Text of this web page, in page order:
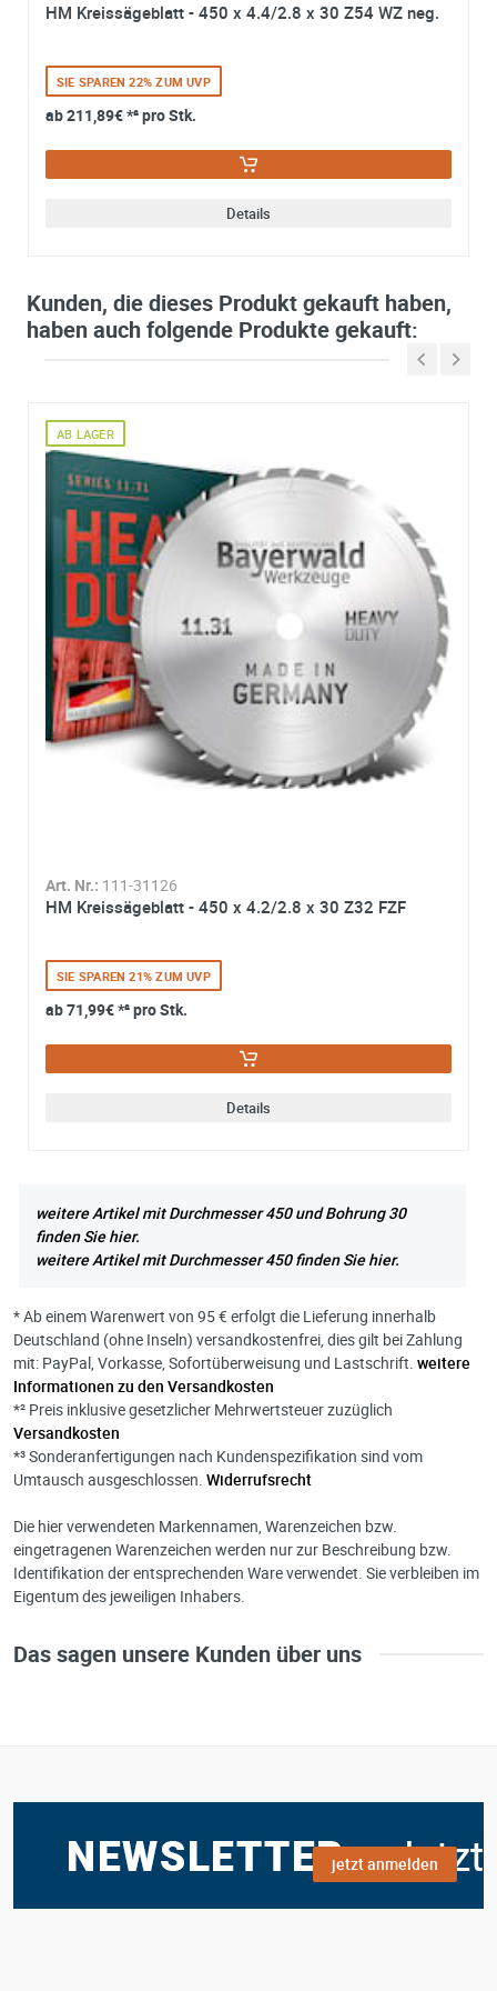
HM Kreissägeblatt - 450 x 4.4/2.8 x 30 Z54 WZ neg.
SIE SPAREN 22% ZUM UVP
ab211,89€*² pro Stk.
Details
Kunden, die dieses Produkt gekauft haben,
haben auch folgende Produkte gekauft:
Art. Nr.: 111-31126
HM Kreissägeblatt - 450 x 4.2/2.8 x 30 Z32 FZF
AB LAGER
SIE SPAREN 21% ZUM UVP
ab71,99€*² pro Stk.
Details
weitere Artikel mit Durchmesser 450 und Bohrung 30
finden Sie hier.
weitere Artikel mit Durchmesser 450 finden Sie hier.
* Ab einem Warenwert von 95 € erfolgt die Lieferung innerhalb
Deutschland (ohne Inseln) versandkostenfrei, dies gilt bei Zahlung
mit: PayPal, Vorkasse, Sofortüberweisung und Lastschrift. weitere
Informationen zu den Versandkosten
*² Preis inklusive gesetzlicher Mehrwertsteuer zuzüglich
Versandkosten
*³ Sonderanfertigungen nach Kundenspezifikation sind vom
Umtausch ausgeschlossen. Widerrufsrecht
Die hier verwendeten Markennamen, Warenzeichen bzw.
eingetragenen Warenzeichen werden nur zur Beschreibung bzw.
Identifikation der entsprechenden Ware verwendet. Sie verbleiben im
Eigentum des jeweiligen Inhabers.
Das sagen unsere Kunden über uns
jetzt anmelden